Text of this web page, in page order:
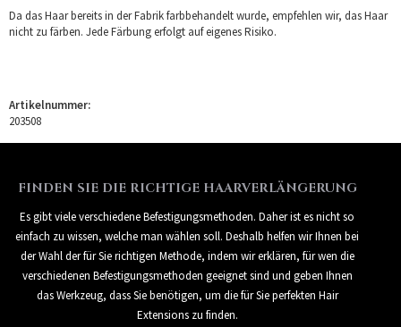
Da das Haar bereits in der Fabrik farbbehandelt wurde, empfehlen wir, das Haar
nicht zu färben. Jede Färbung erfolgt auf eigenes Risiko.
Artikelnummer:
203508
FINDEN SIE DIE RICHTIGE HAARVERLÄNGERUNG
Es gibt viele verschiedene Befestigungsmethoden. Daher ist es nicht so
einfach zu wissen, welche man wählen soll. Deshalb helfen wir Ihnen bei
der Wahl der für Sie richtigen Methode, indem wir erklären, für wen die
verschiedenen Befestigungsmethoden geeignet sind und geben Ihnen
das Werkzeug, dass Sie benötigen, um die für Sie perfekten Hair
Extensions zu finden.